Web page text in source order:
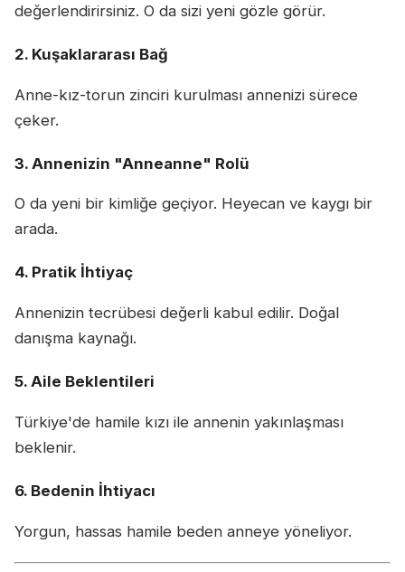
değerlendirirsiniz. O da sizi yeni gözle görür.
2. Kuşaklararası Bağ
Anne-kız-torun zinciri kurulması annenizi sürece
çeker.
3. Annenizin "Anneanne" Rolü
O da yeni bir kimliğe geçiyor. Heyecan ve kaygı bir
arada.
4. Pratik İhtiyaç
Annenizin tecrübesi değerli kabul edilir. Doğal
danışma kaynağı.
5. Aile Beklentileri
Türkiye'de hamile kızı ile annenin yakınlaşması
beklenir.
6. Bedenin İhtiyacı
Yorgun, hassas hamile beden anneye yöneliyor.